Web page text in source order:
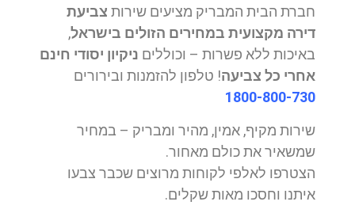
חברת הבית המבריק מציעים שירות צביעת
דירה מקצועית במחירים הזולים בישראל,
באיכות ללא פשרות – וכוללים ניקיון יסודי חינם
אחרי כל צביעה! טלפון להזמנות ובירורים
1800-800-730
שירות מקיף, אמין, מהיר ומבריק – במחיר
שמשאיר את כולם מאחור.
הצטרפו לאלפי לקוחות מרוצים שכבר צבעו
איתנו וחסכו מאות שקלים.